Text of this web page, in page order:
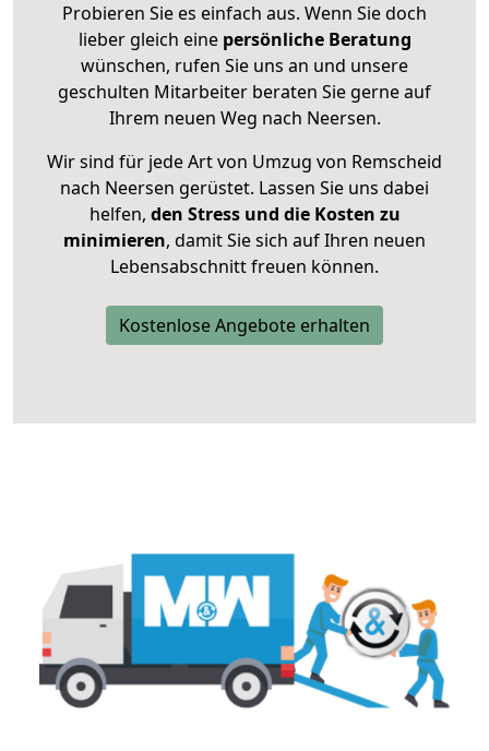
Probieren Sie es einfach aus. Wenn Sie doch
lieber gleich eine persönliche Beratung
wünschen, rufen Sie uns an und unsere
geschulten Mitarbeiter beraten Sie gerne auf
Ihrem neuen Weg nach Neersen.
Wir sind für jede Art von Umzug von Remscheid
nach Neersen gerüstet. Lassen Sie uns dabei
helfen, den Stress und die Kosten zu
minimieren, damit Sie sich auf Ihren neuen
Lebensabschnitt freuen können.
Kostenlose Angebote erhalten